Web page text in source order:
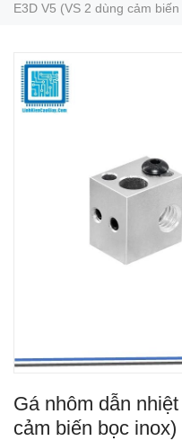
E3D V5 (VS 2 dùng cảm
Gá nhôm dẫn
cảm biến bọc inox)